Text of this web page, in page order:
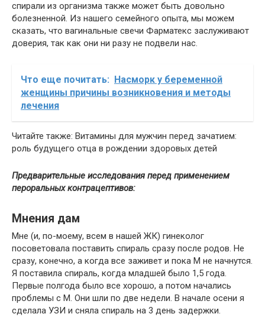
спирали из организма также может быть довольно
болезненной. Из нашего семейного опыта, мы можем
сказать, что вагинальные свечи Фарматекс заслуживают
доверия, так как они ни разу не подвели нас.
Что еще почитать:
Насморк у беременной
женщины причины возникновения и методы
лечения
Читайте также: Витамины для мужчин перед зачатием:
роль будущего отца в рождении здоровых детей
Предварительные исследования перед применением
пероральных контрацептивов:
Мнения дам
Мне (и, по-моему, всем в нашей ЖК) гинеколог
посоветовала поставить спираль сразу после родов. Не
сразу, конечно, а когда все заживет и пока М не начнутся.
Я поставила спираль, когда младшей было 1,5 года.
Первые полгода было все хорошо, а потом начались
проблемы с М. Они шли по две недели. В начале осени я
сделала УЗИ и сняла спираль на 3 день задержки.